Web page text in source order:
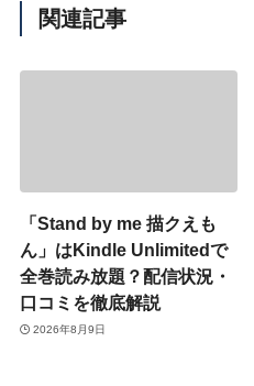
関連記事
「Stand by me 描クえも
ん」はKindle Unlimitedで
全巻読み放題？配信状況・
口コミを徹底解説
2026年8月9日